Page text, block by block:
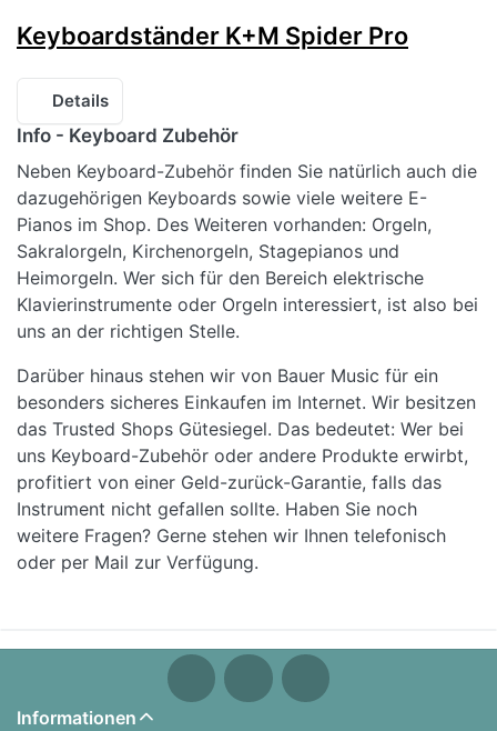
Keyboardständer K+M Spider Pro
Details
Info - Keyboard Zubehör
Neben Keyboard-Zubehör finden Sie natürlich auch die
dazugehörigen Keyboards sowie viele weitere E-
Pianos im Shop. Des Weiteren vorhanden: Orgeln,
Sakralorgeln, Kirchenorgeln, Stagepianos und
Heimorgeln. Wer sich für den Bereich elektrische
Klavierinstrumente oder Orgeln interessiert, ist also bei
uns an der richtigen Stelle.
Darüber hinaus stehen wir von Bauer Music für ein
besonders sicheres Einkaufen im Internet. Wir besitzen
das Trusted Shops Gütesiegel. Das bedeutet: Wer bei
uns Keyboard-Zubehör oder andere Produkte erwirbt,
profitiert von einer Geld-zurück-Garantie, falls das
Instrument nicht gefallen sollte. Haben Sie noch
weitere Fragen? Gerne stehen wir Ihnen telefonisch
oder per Mail zur Verfügung.
Informationen